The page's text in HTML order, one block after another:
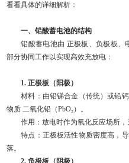
看看具体的详细解析：
一、铅酸蓄电池的结构
铅酸蓄电池由 正极板、负极板、
部分协同工作以实现高效充放电：
1. 正极板（阳极）
材料：由铅锑合金（传统）或铅
物质 二氧化铅（PbO₂）。
作用：放电时作为氧化反应场所，
特点：正极板活性物质密度高，
落。